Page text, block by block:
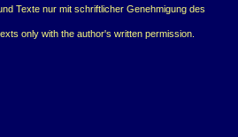
Texte nur mit schriftlicher Genehmigung des
only with the author's written permission.